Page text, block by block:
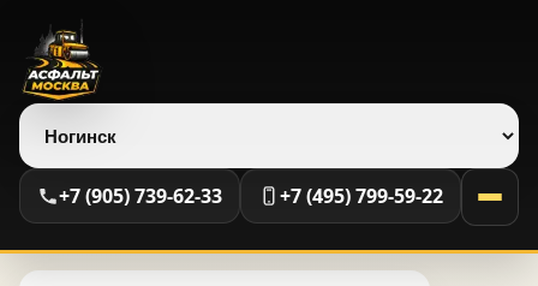
Выберите регион
+7 (905) 739-62-33 +7 (495) 799-59-22